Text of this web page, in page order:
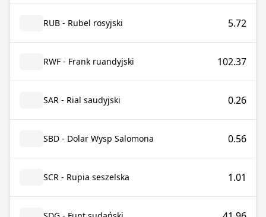
RUB - Rubel rosyjski 5.72
RWF - Frank ruandyjski 102.37
SAR - Rial saudyjski 0.26
SBD - Dolar Wysp Salomona 0.56
SCR - Rupia seszelska 1.01